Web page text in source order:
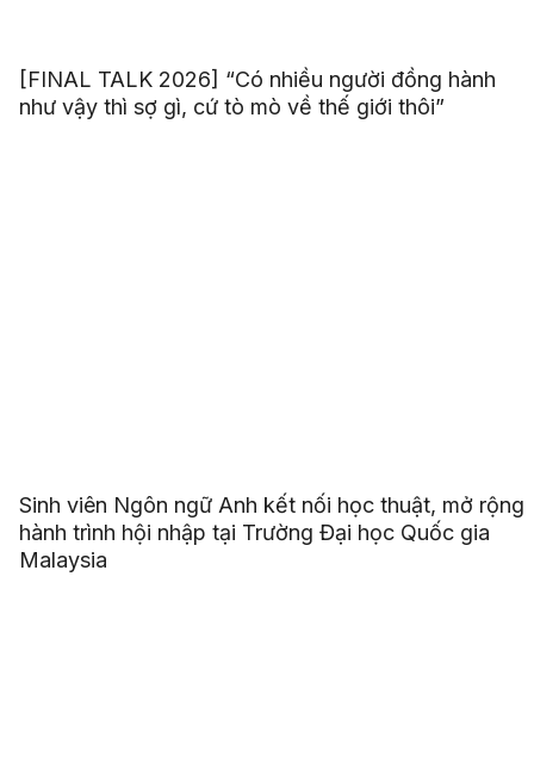
[FINAL TALK 2026] “Có nhiều người đồng hành
như vậy thì sợ gì, cứ tò mò về thế giới thôi”
Sinh viên Ngôn ngữ Anh kết nối học thuật, mở rộng
hành trình hội nhập tại Trường Đại học Quốc gia
Malaysia